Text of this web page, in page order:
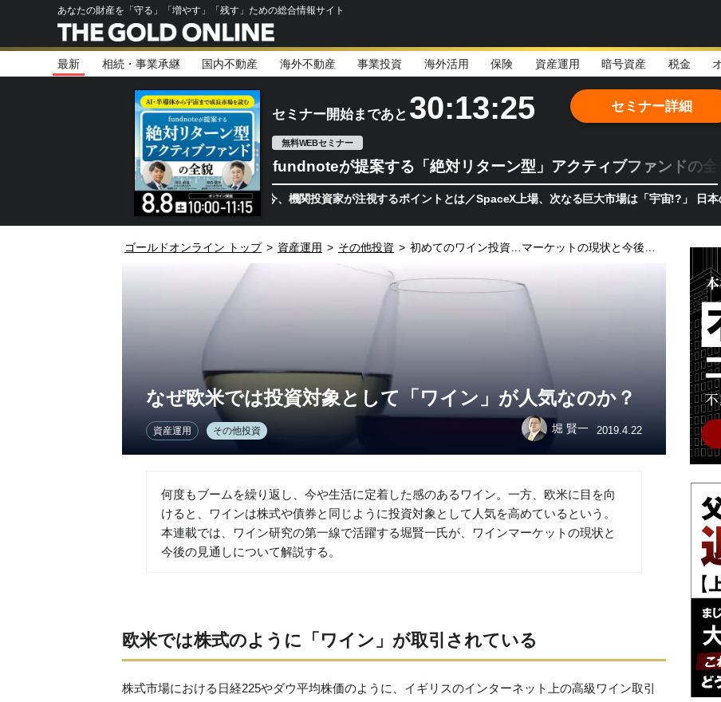
あなたの財産を「守る」「増やす」「残す」ための総合情報サイト
最新 相続・事業承継 国内不動産 海外不動産 事業投資 海外活用 保険 資産運用 暗号資産 税金
セミナー開始まであと 30:13:24
無料WEBセミナー
fundnoteが提案する「絶対リターン型」アクティブファンドの全
半導体相場は次のステージへ。今、機関投資家が注視するポイントとは／SpaceX上場、次なる巨大市場は「宇宙!?」 日本の宇宙
セミナー詳細
ゴールドオンライン トップ > 資産運用 > その他投資 >
なぜ欧米では投資対象として「ワイン」が人気なのか？
資産運用 その他投資 堀 賢一 2019.4.22
何度もブームを繰り返し、今や生活に定着した感のあるワイン。一方、欧米に目を向
けると、ワインは株式や債券と同じように投資対象として人気を高めているという。
本連載では、ワイン研究の第一線で活躍する堀賢一氏が、ワインマーケットの現状と
今後の見通しについて解説する。
欧米では株式のように「ワイン」が取引されている
株式市場における日経225やダウ平均株価のように、イギリスのインターネット上の高級ワイン取引